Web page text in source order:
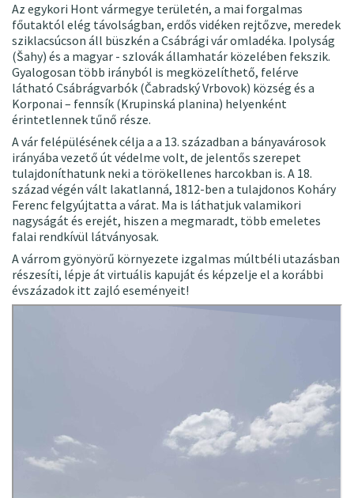
Az egykori Hont vármegye területén, a mai forgalmas
főutaktól elég távolságban, erdős vidéken rejtőzve, meredek
sziklacsúcson áll büszkén a Csábrági vár omladéka. Ipolyság
(Šahy) és a magyar - szlovák államhatár közelében fekszik.
Gyalogosan több irányból is megközelíthető, felérve
látható Csábrágvarbók (Čabradský Vrbovok) község és a
Korponai – fennsík (Krupinská planina) helyenként
érintetlennek tűnő része.
A vár felépülésének célja a a 13. században a bányavárosok
irányába vezető út védelme volt, de jelentős szerepet
tulajdoníthatunk neki a törökellenes harcokban is. A 18.
század végén vált lakatlanná, 1812-ben a tulajdonos Koháry
Ferenc felgyújtatta a várat. Ma is láthatjuk valamikori
nagyságát és erejét, hiszen a megmaradt, több emeletes
falai rendkívül látványosak.
A várrom gyönyörű környezete izgalmas múltbéli utazásban
részesíti, lépje át virtuális kapuját és képzelje el a korábbi
évszázadok itt zajló eseményeit!